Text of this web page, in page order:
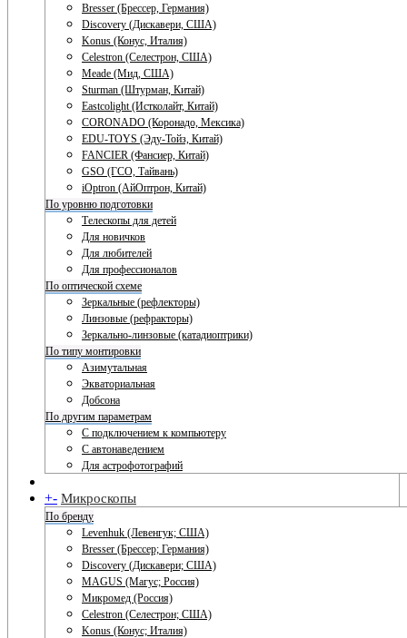
Bresser (Брессер, Германия)
Discovery (Дискавери, США)
Konus (Конус, Италия)
Celestron (Селестрон, США)
Meade (Мид, США)
Sturman (Штурман, Китай)
Eastcolight (Истколайт, Китай)
CORONADO (Коронадо, Мексика)
EDU-TOYS (Эду-Тойз, Китай)
FANCIER (Фансиер, Китай)
GSO (ГСО, Тайвань)
iOptron (АйОптрон, Китай)
По уровню подготовки
Телескопы для детей
Для новичков
Для любителей
Для профессионалов
По оптической схеме
Зеркальные (рефлекторы)
Линзовые (рефракторы)
Зеркально-линзовые (катадиоптрики)
По типу монтировки
Азимутальная
Экваториальная
Добсона
По другим параметрам
С подключением к компьютеру
С автонаведением
Для астрофотографий
+- Микроскопы
По бренду
Levenhuk (Левенгук; США)
Bresser (Брессер; Германия)
Discovery (Дискавери; США)
MAGUS (Магус; Россия)
Микромед (Россия)
Celestron (Селестрон; США)
Konus (Конус; Италия)